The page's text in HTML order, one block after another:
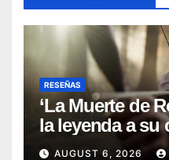
RESEÑAS
‘La Muerte de
la leyenda a su
oscuro
AUGUST 6, 2026